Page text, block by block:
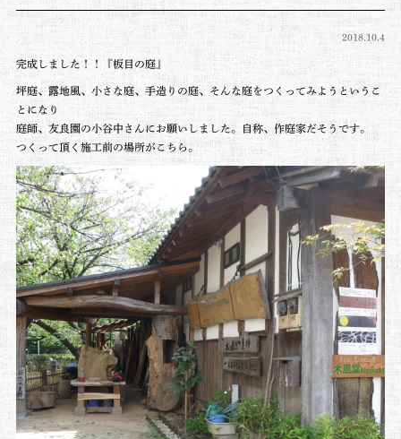
2018.10.4
完成しました！！『板目の庭』
坪庭、露地風、小さな庭、手造りの庭、そんな庭をつくってみようというこ
とになり
庭師、友良園の小谷中さんにお願いしました。自称、作庭家だそうです。
つくって頂く施工前の場所がこちら。